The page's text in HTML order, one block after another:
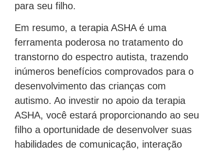
para seu filho.
Em resumo, a terapia ASHA é uma
ferramenta poderosa no tratamento do
transtorno do espectro autista, trazendo
inúmeros benefícios comprovados para o
desenvolvimento das crianças com
autismo. Ao investir no apoio da terapia
ASHA, você estará proporcionando ao seu
filho a oportunidade de desenvolver suas
habilidades de comunicação, interação